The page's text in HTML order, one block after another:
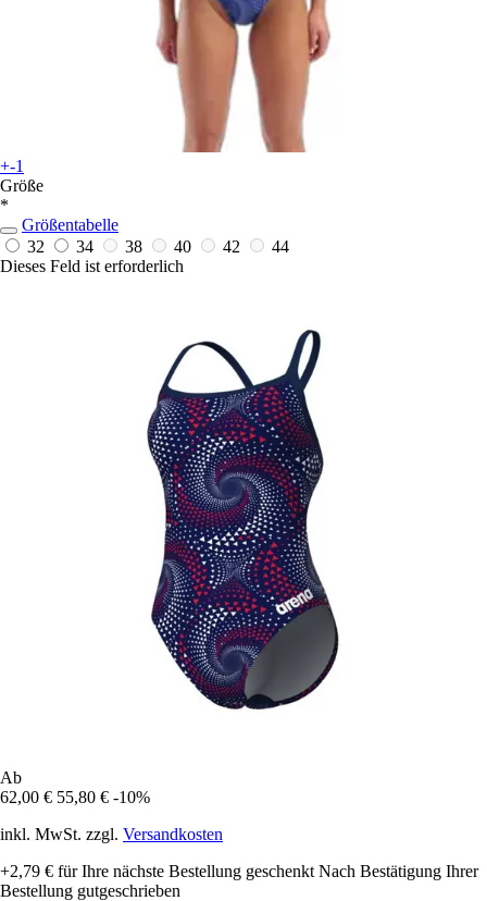
+-1
Größe
*
Größentabelle
32
34 38 40 42
44
Dieses Feld ist erforderlich
Ab
62,00 € 55,80 € -10%
inkl. MwSt. zzgl. Versandkosten
+2,79 € für Ihre nächste Bestellung geschenkt Nach Bestätigung Ihrer
Bestellung gutgeschrieben